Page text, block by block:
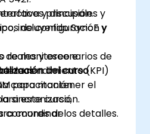
principales y
incluyendo SyncE y
de monitoreo e
de rendimiento (KPI)
para mantener el
sincronización.
comunes de
y discusión.
de configuración y
reales y escenarios de
del curso
capacitación
este curso,
coordinar los detalles.